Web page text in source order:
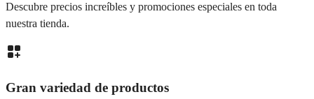
Descubre precios increíbles y promociones especiales en toda
nuestra tienda.
Gran variedad de productos